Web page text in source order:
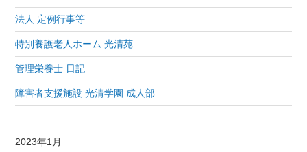
法人 定例行事等
特別養護老人ホーム 光清苑
管理栄養士 日記
障害者支援施設 光清学園 成人部
2023年1月